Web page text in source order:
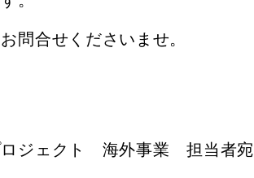
問合せくださいませ。
ロジェクト 海外事業 担当者宛